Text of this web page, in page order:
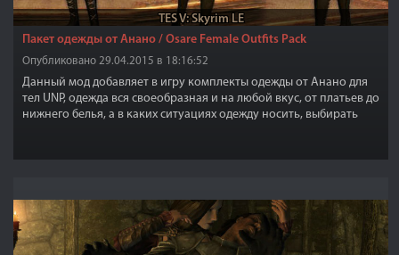
TES V: Skyrim LE
Пакет одежды от Анано / Osare Female Outfits Pack
Опубликовано 29.04.2015 в 18:16:52
Данный мод добавляет в игру комплекты одежды от Анано для
тел UNP, одежда вся своеобразная и на любой вкус, от платьев до
нижнего белья, а в каких ситуациях одежду носить, выбирать